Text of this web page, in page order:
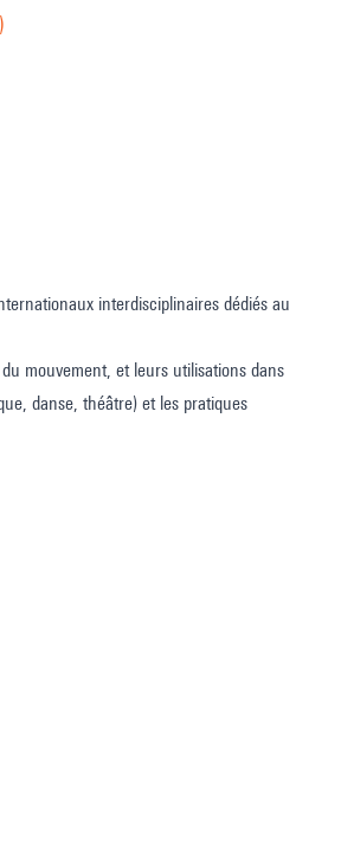
interdisciplinaires dédiés au
mouvement, et leurs utilisations dans
danse, théâtre) et les pratiques